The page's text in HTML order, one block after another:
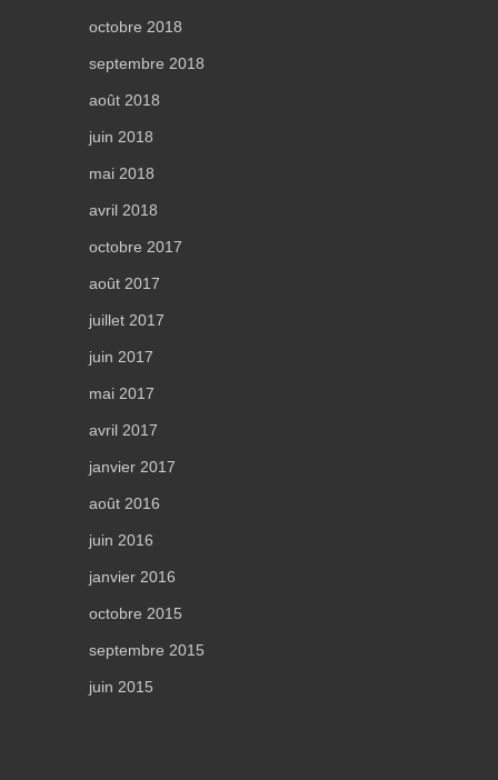
octobre 2018
septembre 2018
août 2018
juin 2018
mai 2018
avril 2018
octobre 2017
août 2017
juillet 2017
juin 2017
mai 2017
avril 2017
janvier 2017
août 2016
juin 2016
janvier 2016
octobre 2015
septembre 2015
juin 2015